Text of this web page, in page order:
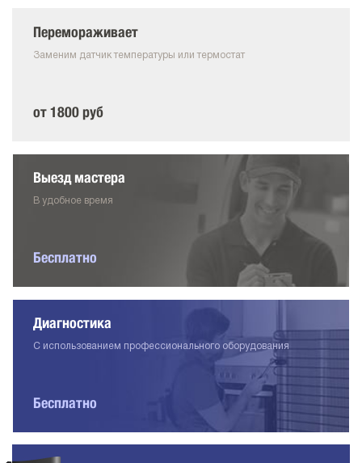
Перемораживает
Заменим датчик температуры или термостат
от 1800 руб
Выезд мастера
В удобное время
Бесплатно
Диагностика
С использованием профессионального оборудования
Бесплатно